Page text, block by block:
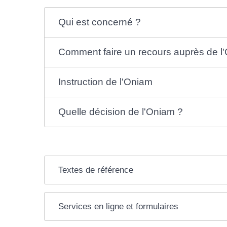
Qui est concerné ?
Comment faire un recours auprès de
Instruction de l'Oniam
Quelle décision de l'Oniam ?
Textes de référence
Services en ligne et formulaires